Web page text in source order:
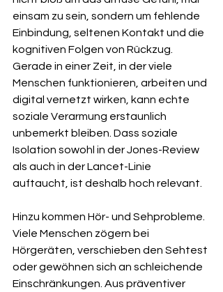
einsam zu sein, sondern um fehlende
Einbindung, seltenen Kontakt und die
kognitiven Folgen von Rückzug.
Gerade in einer Zeit, in der viele
Menschen funktionieren, arbeiten und
digital vernetzt wirken, kann echte
soziale Verarmung erstaunlich
unbemerkt bleiben. Dass soziale
Isolation sowohl in der Jones-Review
als auch in der Lancet-Linie
auftaucht, ist deshalb hoch relevant.
Hinzu kommen Hör- und Sehprobleme.
Viele Menschen zögern bei
Hörgeräten, verschieben den Sehtest
oder gewöhnen sich an schleichende
Einschränkungen. Aus präventiver